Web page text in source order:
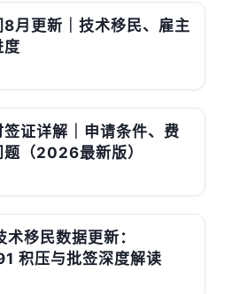
月更新｜技术移民、雇主
度
证详解｜申请条件、费
（2026最新版）
移民数据更新：
积压与批签深度解读